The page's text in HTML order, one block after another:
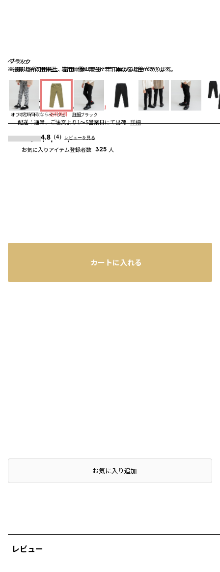
ベージュ
※撮影場所の関係上、着用画像は実物と若干異なる場合があります。
ブラック
※撮影場所の関係上、着用画像は実物と若干異なる場合があります。
ブラック
オフホワイト ベージュ ブラック
コーディネート
レビュー
送料 660円
※合計6,600円（税込）以上の購入で 送料無料
詳細
※店頭受取なら送料無料 詳細
配送：通常、ご注文より1～5営業日にて出荷 詳細
4.8 （4） レビューを見る
お気に入りアイテム登録者数 325 人
カートに入れる
店頭在庫を確認するお気に入り追加